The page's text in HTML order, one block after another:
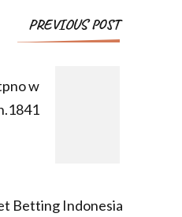
PREVIOUS POST
w
Betting Indonesia